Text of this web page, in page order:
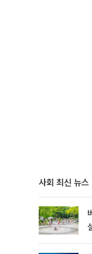
사회 최신 뉴스